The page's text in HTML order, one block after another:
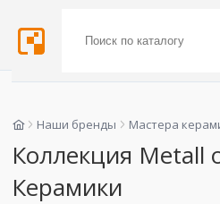
Наши бренды Мастера
Коллекция Metall
Керамики